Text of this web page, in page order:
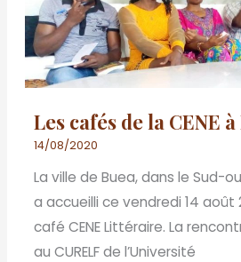
Les cafés de la CENE
14/08/2020
La ville de Buea, dans le Sud-
a accueilli ce vendredi 14 août
café CENE Littéraire. La
au CURELF de l’Université
la
CENE
à
Buea